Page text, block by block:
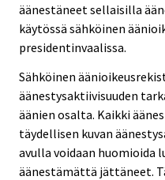
äänestäneet sellaisilla
käytössä sähköinen
presidentinvaalissa.
Sähköinen
äänestysaktiivisuuden
äänien osalta. Kaikki
täydellisen kuvan
avulla voidaan huomioida
äänestämättä jättäneet.